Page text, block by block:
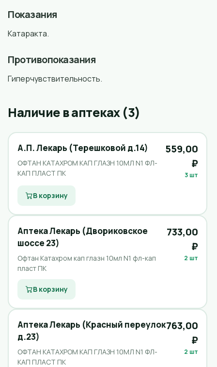
Показания
Катаракта.
Противопоказания
Гиперчувствительность.
Наличие в аптеках (3)
А.П. Лекарь (Терешковой д.14)
ОФТАН КАТАХРОМ КАП ГЛАЗН 10МЛ N1 ФЛ-
КАП ПЛАСТ ПК
559,00
₽
3 шт
В корзину
Аптека Лекарь (Двориковское
шоссе 23)
Офтан Катахром кап глазн 10мл N1 фл-кап
пласт ПК
733,00
₽
2 шт
В корзину
Аптека Лекарь (Красный переулок
д.23)
ОФТАН КАТАХРОМ КАП ГЛАЗН 10МЛ N1 ФЛ-
КАП ПЛАСТ ПК
763,00
₽
2 шт